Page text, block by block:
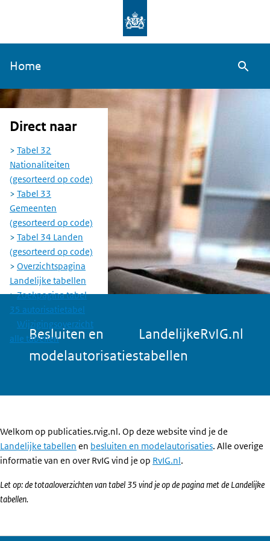
de
Home
Direct naar
Tabel 32
Nationaliteiten
(gesorteerd op code)
Tabel 33
Gemeenten
(gesorteerd op code)
Tabel 34 Landen
(gesorteerd op code)
Overzichtspagina
Landelijke tabellen
Zoekpagina tabel
35 autorisatietabel
Wijzigingsoverzicht
alle tabellen
Besluiten en
modelautorisaties
Landelijke
tabellen
RvIG.nl
Welkom op publicaties.rvig.nl. Op deze website vind je de
Landelijke tabellen en besluiten en modelautorisaties. Alle overige
informatie van en over RvIG vind je op RvIG.nl.
Let op: de totaaloverzichten van tabel 35 vind je op de pagina met de Landelijke
tabellen.